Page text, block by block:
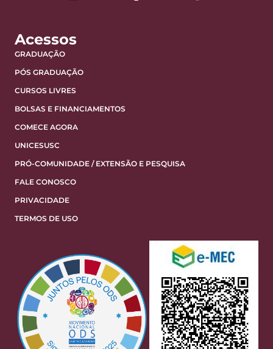
Acessos
GRADUAÇÃO
PÓS GRADUAÇÃO
CURSOS LIVRES
BOLSAS E FINANCIAMENTOS
COMECE AGORA
UNICESUSC
PRÓ-COMUNIDADE / EXTENSÃO E PESQUISA
FALE CONOSCO
PRIVACIDADE
TERMOS DE USO